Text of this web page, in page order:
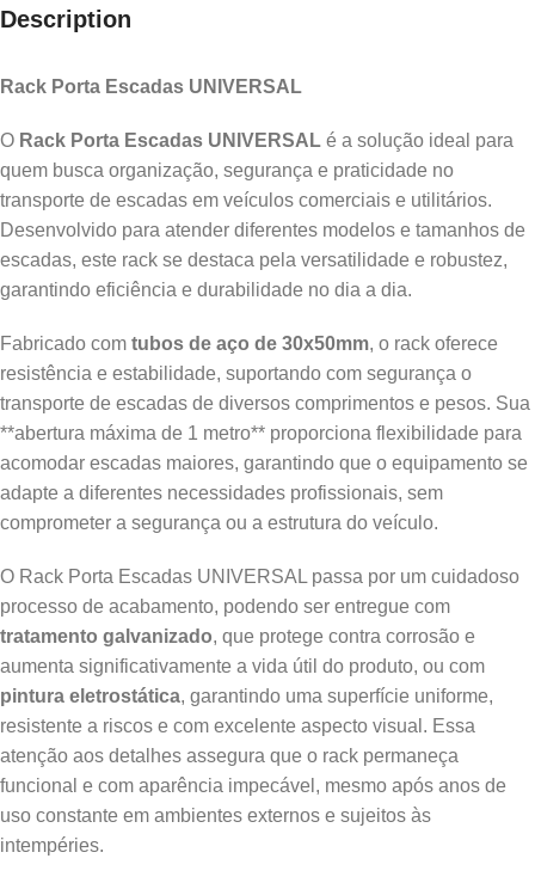
Description
Rack Porta Escadas UNIVERSAL
O Rack Porta Escadas UNIVERSAL é a solução ideal para
quem busca organização, segurança e praticidade no
transporte de escadas em veículos comerciais e utilitários.
Desenvolvido para atender diferentes modelos e tamanhos de
escadas, este rack se destaca pela versatilidade e robustez,
garantindo eficiência e durabilidade no dia a dia.
Fabricado com tubos de aço de 30x50mm, o rack oferece
resistência e estabilidade, suportando com segurança o
transporte de escadas de diversos comprimentos e pesos. Sua
**abertura máxima de 1 metro** proporciona flexibilidade para
acomodar escadas maiores, garantindo que o equipamento se
adapte a diferentes necessidades profissionais, sem
comprometer a segurança ou a estrutura do veículo.
O Rack Porta Escadas UNIVERSAL passa por um cuidadoso
processo de acabamento, podendo ser entregue com
tratamento galvanizado, que protege contra corrosão e
aumenta significativamente a vida útil do produto, ou com
pintura eletrostática, garantindo uma superfície uniforme,
resistente a riscos e com excelente aspecto visual. Essa
atenção aos detalhes assegura que o rack permaneça
funcional e com aparência impecável, mesmo após anos de
uso constante em ambientes externos e sujeitos às
intempéries.